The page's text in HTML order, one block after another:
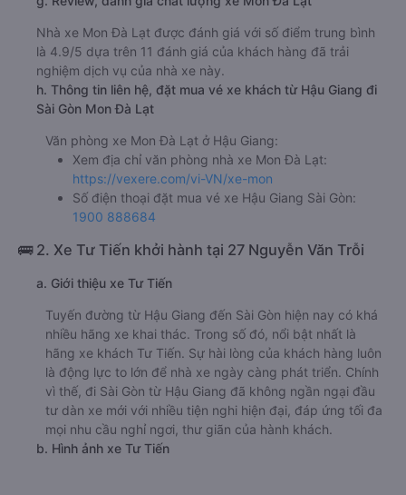
Nhà xe Mon Đà Lạt được đánh giá với số điểm trung bình
là 4.9/5 dựa trên 11 đánh giá của khách hàng đã trải
nghiệm dịch vụ của nhà xe này.
h. Thông tin liên hệ, đặt mua vé xe khách từ Hậu Giang đi
Sài Gòn Mon Đà Lạt
Văn phòng xe Mon Đà Lạt ở Hậu Giang:
Xem địa chỉ văn phòng nhà xe Mon Đà Lạt:
https://vexere.com/vi-VN/xe-mon
Số điện thoại đặt mua vé xe Hậu Giang Sài Gòn:
1900 888684
🚌 2. Xe Tư Tiến khởi hành tại 27 Nguyễn Văn Trỗi
a. Giới thiệu xe Tư Tiến
Tuyến đường từ Hậu Giang đến Sài Gòn hiện nay có khá
nhiều hãng xe khai thác. Trong số đó, nổi bật nhất là
hãng xe khách Tư Tiến. Sự hài lòng của khách hàng luôn
là động lực to lớn để nhà xe ngày càng phát triển. Chính
vì thế, đi Sài Gòn từ Hậu Giang đã không ngần ngại đầu
tư dàn xe mới với nhiều tiện nghi hiện đại, đáp ứng tối đa
mọi nhu cầu nghỉ ngơi, thư giãn của hành khách.
b. Hình ảnh xe Tư Tiến